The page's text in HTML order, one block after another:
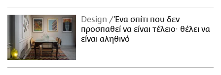
Design
Ένα σπίτι που δεν
προσπαθεί να είναι τέλειο· θέλει να
είναι αληθινό